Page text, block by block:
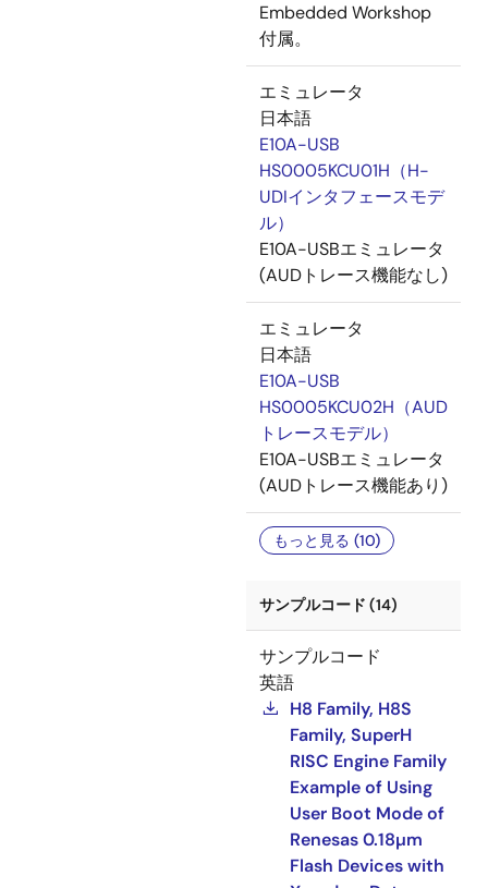
Embedded Workshop
付属。
エミュレータ
日本語
E10A-USB
HS0005KCU01H（H-
UDIインタフェースモデ
ル）
E10A-USBエミュレータ
(AUDトレース機能なし)
エミュレータ
日本語
E10A-USB
HS0005KCU02H（AUD
トレースモデル）
E10A-USBエミュレータ
(AUDトレース機能あり)
もっと見る (10)
サンプルコード (14)
サンプルコード
英語
H8 Family, H8S
Family, SuperH
RISC Engine Family
Example of Using
User Boot Mode of
Renesas 0.18µm
Flash Devices with